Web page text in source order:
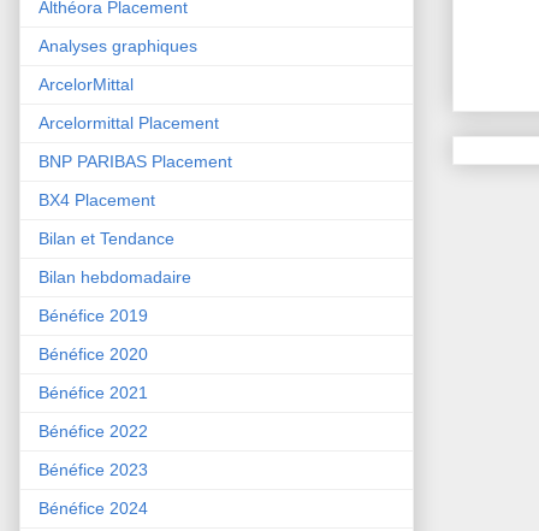
Althéora Placement
Analyses graphiques
ArcelorMittal
Arcelormittal Placement
BNP PARIBAS Placement
BX4 Placement
Bilan et Tendance
Bilan hebdomadaire
Bénéfice 2019
Bénéfice 2020
Bénéfice 2021
Bénéfice 2022
Bénéfice 2023
Bénéfice 2024